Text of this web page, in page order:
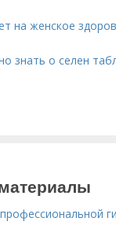
на женское
знать о селен